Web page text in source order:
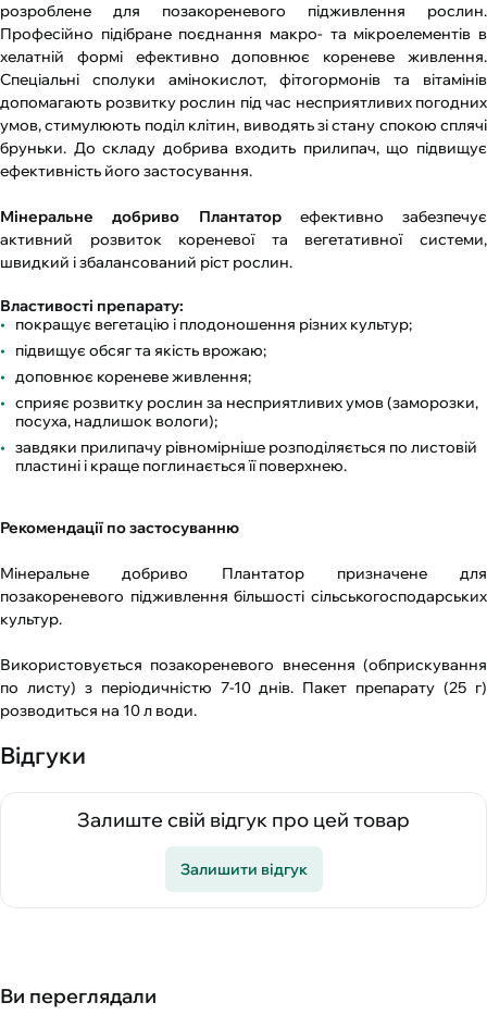
розроблене для позакореневого підживлення рослин.
Професійно підібране поєднання макро- та мікроелементів в
хелатній формі ефективно доповнює кореневе живлення.
Спеціальні сполуки амінокислот, фітогормонів та вітамінів
допомагають розвитку рослин під час несприятливих погодних
умов, стимулюють поділ клітин, виводять зі стану спокою сплячі
бруньки. До складу добрива входить прилипач, що підвищує
ефективність його застосування.
Мінеральне добриво Плантатор ефективно забезпечує
активний розвиток кореневої та вегетативної системи,
швидкий і збалансований ріст рослин.
Властивості препарату:
покращує вегетацію і плодоношення різних культур;
підвищує обсяг та якість врожаю;
доповнює кореневе живлення;
сприяє розвитку рослин за несприятливих умов (заморозки,
посуха, надлишок вологи);
завдяки прилипачу рівномірніше розподіляється по листовій
пластині і краще поглинається її поверхнею.
Рекомендації по застосуванню
Мінеральне добриво Плантатор призначене для
позакореневого підживлення більшості сільськогосподарських
культур.
Використовується позакореневого внесення (обприскування
по листу) з періодичністю 7-10 днів. Пакет препарату (25 г)
розводиться на 10 л води.
Відгуки
Залиште свій відгук про цей товар
Залишити відгук
Ви переглядали